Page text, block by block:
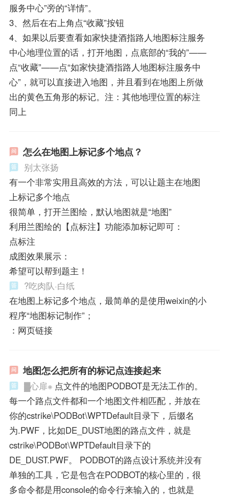
服务中心”旁的“详情”。
3、然后在右上角点“收藏”按钮
4、如果以后要查看如家快捷酒指路人地图标注服务
中心地理位置的话，打开地图，点底部的“我的”——
点“收藏”——点“如家快捷酒指路人地图标注服务中
心”，就可以直接进入地图，并且看到在地图上所做
出的黄色五角形的标记。注：其他地理位置的标注
同上
怎么在地图上标记多个地点？
别太张扬
有一个非常实用且高效的方法，可以让题主在地图
上标记多个地点
很简单，打开兰图绘，默认地图就是“地图”
利用兰图绘的【点标注】功能添加标记即可：
点标注
成图效果展示：
希望可以帮到题主！
?吃肉队·白纸
在地图上标记多个地点，最简单的是使用weixin的小
程序“地图标记制作”；
：网页链接
地图怎么把所有的标记点连接起来
▓心扉※ 点文件的地图PODBOT是无法工作的。
每一个路点文件都和一个地图文件相匹配，并放在
你的cstrike\PODBot\WPTDefault目录下，后缀名
为.PWF，比如DE_DUST地图的路点文件，就是
cstrike\PODBot\WPTDefault目录下的
DE_DUST.PWF。 PODBOT的路点设计系统并没有
单独的工具，它是包含在PODBOT的核心里的，很
多命令都是用console的命令行来输入的，也就是